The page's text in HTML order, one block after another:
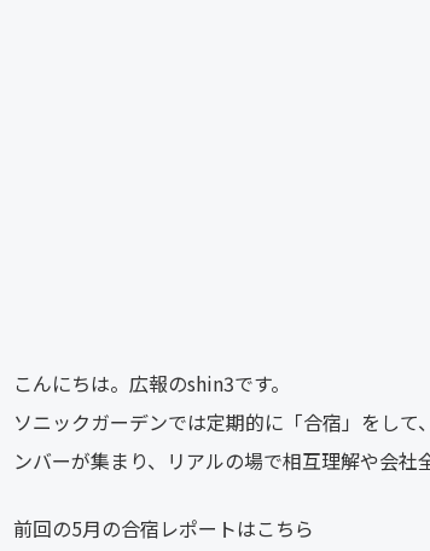
こんにちは。広報のshin3です。
ソニックガーデンでは定期的に「合宿」をし
ンバーが集まり、リアルの場で相互理解や会社
前回の5月の合宿レポートはこちら